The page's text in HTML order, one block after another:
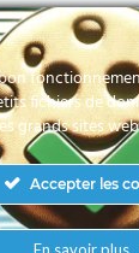
fichiers de
grands sites
Accepter les